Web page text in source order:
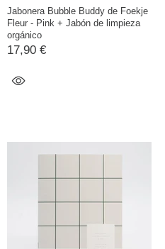
Jabonera Bubble Buddy de Foekje
Fleur - Pink + Jabón de limpieza
orgánico
17,90 €